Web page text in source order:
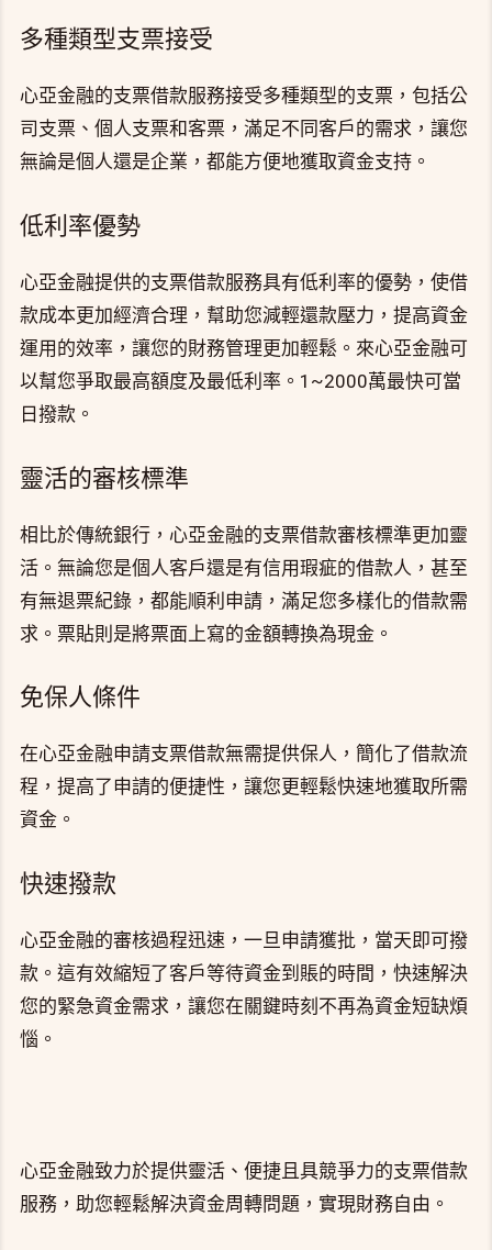
多種類型支票接受
心亞金融的支票借款服務接受多種類型的支票，包括公
司支票、個人支票和客票，滿足不同客戶的需求，讓您
無論是個人還是企業，都能方便地獲取資金支持。
低利率優勢
心亞金融提供的支票借款服務具有低利率的優勢，使借
款成本更加經濟合理，幫助您減輕還款壓力，提高資金
運用的效率，讓您的財務管理更加輕鬆。來心亞金融可
以幫您爭取最高額度及最低利率。1~2000萬最快可當
日撥款。
靈活的審核標準
相比於傳統銀行，心亞金融的支票借款審核標準更加靈
活。無論您是個人客戶還是有信用瑕疵的借款人，甚至
有無退票紀錄，都能順利申請，滿足您多樣化的借款需
求。票貼則是將票面上寫的金額轉換為現金。
免保人條件
在心亞金融申請支票借款無需提供保人，簡化了借款流
程，提高了申請的便捷性，讓您更輕鬆快速地獲取所需
資金。
快速撥款
心亞金融的審核過程迅速，一旦申請獲批，當天即可撥
款。這有效縮短了客戶等待資金到賬的時間，快速解決
您的緊急資金需求，讓您在關鍵時刻不再為資金短缺煩
惱。
心亞金融致力於提供靈活、便捷且具競爭力的支票借款
服務，助您輕鬆解決資金周轉問題，實現財務自由。